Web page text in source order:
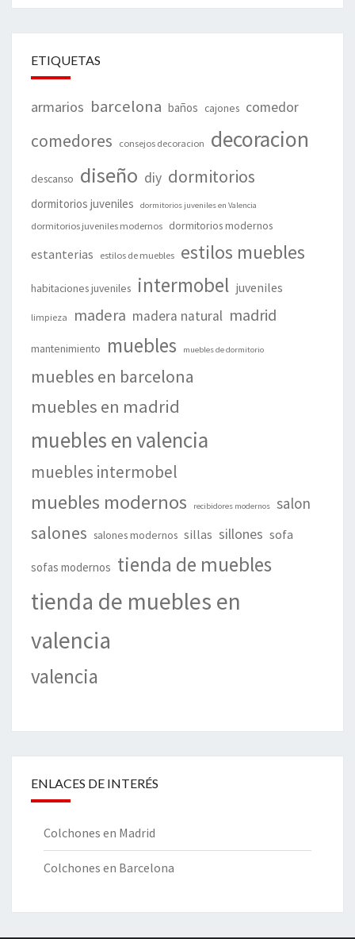
ETIQUETAS
armarios barcelona baños cajones comedor
comedores consejos decoracion decoracion
descanso diseño diy dormitorios
dormitorios juveniles dormitorios juveniles en Valencia
dormitorios juveniles modernos dormitorios modernos
estanterias estilos de muebles estilos muebles
habitaciones juveniles intermobel juveniles
limpieza madera madera natural madrid
mantenimiento muebles muebles de dormitorio
muebles en barcelona
muebles en madrid
muebles en valencia
muebles intermobel
muebles modernos recibidores modernos salon
salones salones modernos sillas sillones sofa
sofas modernos tienda de muebles
tienda de muebles en
valencia
valencia
ENLACES DE INTERÉS
Colchones en Madrid
Colchones en Barcelona